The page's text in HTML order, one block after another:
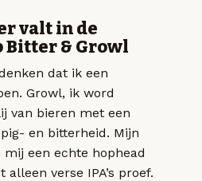
valt in de
Bitter & Growl
dat ik een
Growl, ik word
van bieren met een
en bitterheid. Mijn
een echte hophead
verse IPA’s proef.